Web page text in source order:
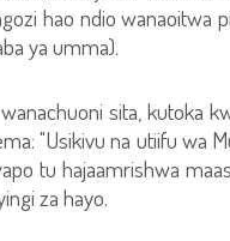
hao ndio wanaoitwa
ya umma).
sita, kutoka
"Usikivu na utiifu wa
tu hajaamrishwa
za hayo.